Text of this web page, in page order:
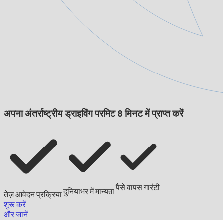
अपना अंतर्राष्ट्रीय ड्राइविंग परमिट 8 मिनट में प्राप्त करें
तेज़ आवेदन प्रक्रियादुनियाभर में मान्यतापैसे वापस गारंटी
शुरू करें
और जानें